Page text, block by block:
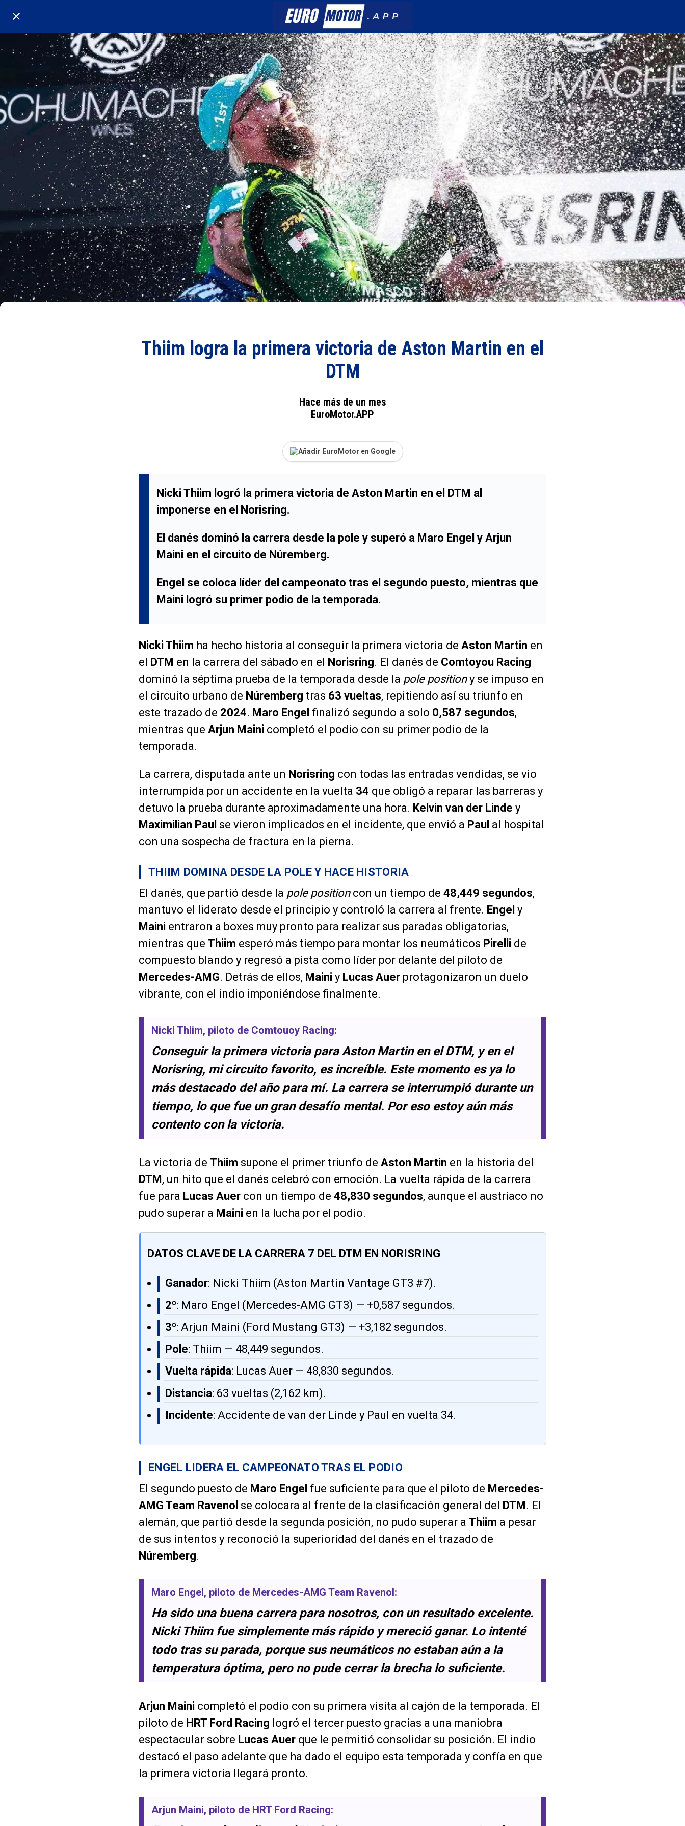
Thiim logra la primera victoria de Aston Martin en el
DTM
Hace más de un mes
EuroMotor.APP
Añadir EuroMotor en Google
Nicki Thiim logró la primera victoria de Aston Martin en el DTM al
imponerse en el Norisring.
El danés dominó la carrera desde la pole y superó a Maro Engel y Arjun
Maini en el circuito de Núremberg.
Engel se coloca líder del campeonato tras el segundo puesto, mientras que
Maini logró su primer podio de la temporada.
Nicki Thiim ha hecho historia al conseguir la primera victoria de Aston Martin en
el DTM en la carrera del sábado en el Norisring. El danés de Comtoyou Racing
dominó la séptima prueba de la temporada desde la pole positiony se impuso en
el circuito urbano de Núremberg tras 63 vueltas, repitiendo así su triunfo en
este trazado de 2024. Maro Engel finalizó segundo a solo 0,587 segundos,
mientras que Arjun Maini completó el podio con su primer podio de la
temporada.
La carrera, disputada ante un Norisring con todas las entradas vendidas, se vio
interrumpida por un accidente en la vuelta 34 que obligó a reparar las barreras y
detuvo la prueba durante aproximadamente una hora. Kelvin van der Linde y
Maximilian Paul se vieron implicados en el incidente, que envió a Paul al hospital
con una sospecha de fractura en la pierna.
THIIM DOMINA DESDE LA POLE Y HACE HISTORIA
El danés, que partió desde la pole positioncon un tiempo de 48,449 segundos,
mantuvo el liderato desde el principio y controló la carrera al frente. Engel y
Maini entraron a boxes muy pronto para realizar sus paradas obligatorias,
mientras que Thiim esperó más tiempo para montar los neumáticos Pirelli de
compuesto blando y regresó a pista como líder por delante del piloto de
Mercedes-AMG. Detrás de ellos, Maini y Lucas Auer protagonizaron un duelo
vibrante, con el indio imponiéndose finalmente.
Nicki Thiim, piloto de Comtouoy Racing:
Conseguir la primera victoria para Aston Martin en el DTM, y en el
Norisring, mi circuito favorito, es increíble. Este momento es ya lo
más destacado del año para mí. La carrera se interrumpió durante un
tiempo, lo que fue un gran desafío mental. Por eso estoy aún más
contento con la victoria.
La victoria de Thiim supone el primer triunfo de Aston Martin en la historia del
DTM, un hito que el danés celebró con emoción. La vuelta rápida de la carrera
fue para Lucas Auer con un tiempo de 48,830 segundos, aunque el austriaco no
pudo superar a Maini en la lucha por el podio.
DATOS CLAVE DE LA CARRERA 7 DEL DTM EN NORISRING
Ganador: Nicki Thiim (Aston Martin Vantage GT3 #7).
2º: Maro Engel (Mercedes-AMG GT3) — +0,587 segundos.
3º: Arjun Maini (Ford Mustang GT3) — +3,182 segundos.
Pole: Thiim — 48,449 segundos.
Vuelta rápida: Lucas Auer — 48,830 segundos.
Distancia: 63 vueltas (2,162 km).
Incidente: Accidente de van der Linde y Paul en vuelta 34.
ENGEL LIDERA EL CAMPEONATO TRAS EL PODIO
El segundo puesto de Maro Engel fue suficiente para que el piloto de Mercedes-
AMG Team Ravenol se colocara al frente de la clasificación general del DTM. El
alemán, que partió desde la segunda posición, no pudo superar a Thiim a pesar
de sus intentos y reconoció la superioridad del danés en el trazado de
Núremberg.
Maro Engel, piloto de Mercedes-AMG Team Ravenol:
Ha sido una buena carrera para nosotros, con un resultado excelente.
Nicki Thiim fue simplemente más rápido y mereció ganar. Lo intenté
todo tras su parada, porque sus neumáticos no estaban aún a la
temperatura óptima, pero no pude cerrar la brecha lo suficiente.
Arjun Maini completó el podio con su primera visita al cajón de la temporada. El
piloto de HRT Ford Racing logró el tercer puesto gracias a una maniobra
espectacular sobre Lucas Auer que le permitió consolidar su posición. El indio
destacó el paso adelante que ha dado el equipo esta temporada y confía en que
la primera victoria llegará pronto.
Arjun Maini, piloto de HRT Ford Racing: